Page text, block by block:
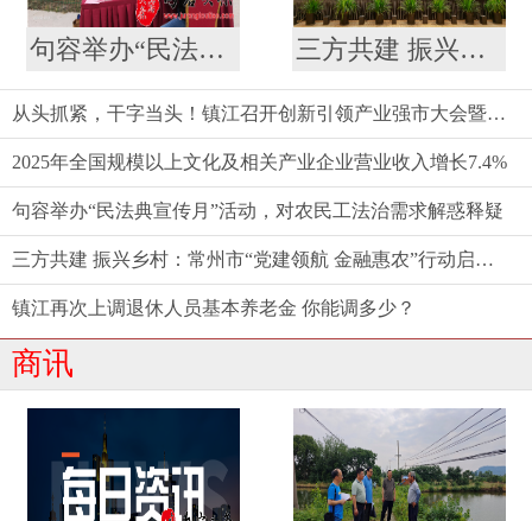
句容举办“民法典宣传月”活动，对农民工法治需求解惑释疑 三方共建 振兴乡村：常州市“党建领航 金融惠农”行动启动仪式举行
从头抓紧，干字当头！镇江召开创新引领产业强市大会暨要素市场化配置综合改革推进会
2025年全国规模以上文化及相关产业企业营业收入增长7.4%
句容举办“民法典宣传月”活动，对农民工法治需求解惑释疑
三方共建 振兴乡村：常州市“党建领航 金融惠农”行动启动仪式举行
镇江再次上调退休人员基本养老金 你能调多少？
商讯